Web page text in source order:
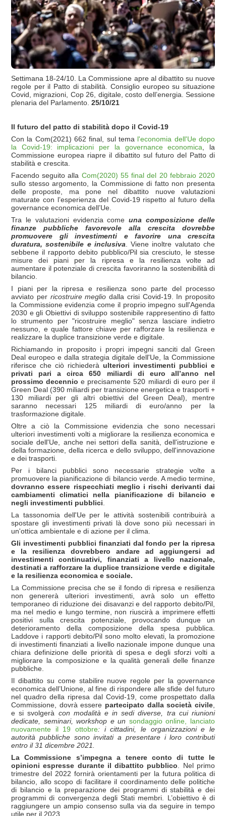
Settimana 18-24/10. La Commissione apre al dibattito su nuove
regole per il Patto di stabilità. Consiglio europeo su situazione
Covid, migrazioni, Cop 26, digitale, costo dell’energia. Sessione
plenaria del Parlamento. 25/10/21
Il futuro del patto di stabilità dopo il Covid-19
Con la Com(2021) 662 final, sul tema l'economia dell'Ue dopo
la Covid-19: implicazioni per la governance economica , la
Commissione europea riapre il dibattito sul futuro del Patto di
stabilità e crescita.
Facendo seguito alla Com(2020) 55 final del 20 febbraio 2020
sullo stesso argomento, la Commissione di fatto non presenta
delle proposte, ma pone nel dibattito nuove valutazioni
maturate con l’esperienza del Covid-19 rispetto al futuro della
governance economica dell’Ue.
Tra le valutazioni evidenzia comeuna composizione delle
finanze pubbliche favorevole alla crescita dovrebbe
promuovere gli investimenti e favorire una crescita
duratura, sostenibile e inclusiva . Viene inoltre valutato che
sebbene il rapporto debito pubblico/Pil sia cresciuto, le stesse
misure dei piani per la ripresa e la resilienza volte ad
aumentare il potenziale di crescita favoriranno la sostenibilità di
bilancio.
I piani per la ripresa e resilienza sono parte del processo
avviato per ricostruire meglio dalla crisi Covid-19. In proposito
la Commissione evidenzia come il proprio impegno sull'Agenda
2030 e gli Obiettivi di sviluppo sostenibile rappresentino di fatto
lo strumento per "ricostruire meglio" senza lasciare indietro
nessuno, e quale fattore chiave per rafforzare la resilienza e
realizzare la duplice transizione verde e digitale.
Richiamando in proposito i propri impegni sanciti dal Green
Deal europeo e dalla strategia digitale dell'Ue, la Commissione
riferisce che ciò richiederà ulteriori investimenti pubblici e
privati pari a circa 650 miliardi di euro all’anno nel
prossimo decennio e precisamente 520 miliardi di euro per il
Green Deal (390 miliardi per transizione energetica e trasporti +
130 miliardi per gli altri obiettivi del Green Deal), mentre
saranno necessari 125 miliardi di euro/anno per la
trasformazione digitale.
Oltre a ciò la Commissione evidenzia che sono necessari
ulteriori investimenti volti a migliorare la resilienza economica e
sociale dell'Ue, anche nei settori della sanità, dell'istruzione e
della formazione, della ricerca e dello sviluppo, dell'innovazione
e dei trasporti.
Per i bilanci pubblici sono necessarie strategie volte a
promuovere la pianificazione di bilancio verde. A medio termine,
dovranno essere rispecchiati meglio i rischi derivanti dai
cambiamenti climatici nella pianificazione di bilancio e
negli investimenti pubblici
La tassonomia dell'Ue per le attività sostenibili contribuirà a
spostare gli investimenti privati là dove sono più necessari in
un'ottica ambientale e di azione per il clima.
Gli investimenti pubblici finanziati dal fondo per la ripresa
e la resilienza dovrebbero andare ad aggiungersi ad
investimenti continuativi, finanziati a livello nazionale,
destinati a rafforzare la duplice transizione verde e digitale
e la resilienza economica e sociale.
La Commissione precisa che se il fondo di ripresa e resilienza
non genererà ulteriori investimenti, avrà solo un effetto
temporaneo di riduzione dei disavanzi e del rapporto debito/Pil,
ma nel medio e lungo termine, non riuscirà a imprimere effetti
positivi sulla crescita potenziale, provocando dunque un
deterioramento della composizione della spesa pubblica.
Laddove i rapporti debito/Pil sono molto elevati, la promozione
di investimenti finanziati a livello nazionale impone dunque una
chiara definizione delle priorità di spesa e degli sforzi volti a
migliorare la composizione e la qualità generali delle finanze
pubbliche.
Il dibattito su come stabilire nuove regole per la governance
economica dell’Unione, al fine di rispondere alle sfide del futuro
nel quadro della ripresa dal Covid-19, come prospettato dalla
Commissione, dovrà essere partecipato dalla società civile
e si svolgerà con modalità e in sedi diverse, tra cui riunioni
dedicate, seminari, workshop e un sondaggio online, lanciato
nuovamente il 19 ottobre: i cittadini, le organizzazioni e le
autorità pubbliche sono invitati a presentare i loro contributi
entro il 31 dicembre 2021.
La Commissione s’impegna a tenere conto di tutte le
opinioni espresse durante il dibattito pubblico . Nel primo
trimestre del 2022 fornirà orientamenti per la futura politica di
bilancio, allo scopo di facilitare il coordinamento delle politiche
di bilancio e la preparazione dei programmi di stabilità e dei
programmi di convergenza degli Stati membri. L’obiettivo è di
raggiungere un ampio consenso sulla via da seguire in tempo
utile per il 2023.